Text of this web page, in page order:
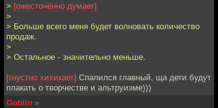
> [ожесточённо думает]
>
> Больше всего меня будет волновать количество
продаж.
>
> Остальное - значительно меньше.
[гнустно хихикает] Спалился главный, ща дети будут
плакать о творчестве и альтруизме)))
Goblin »